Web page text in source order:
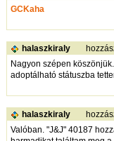
GCKaha
halaszkiraly
Nagyon szépen
adoptálható státuszba
halaszkiraly
Valóban. "J&J" 40187